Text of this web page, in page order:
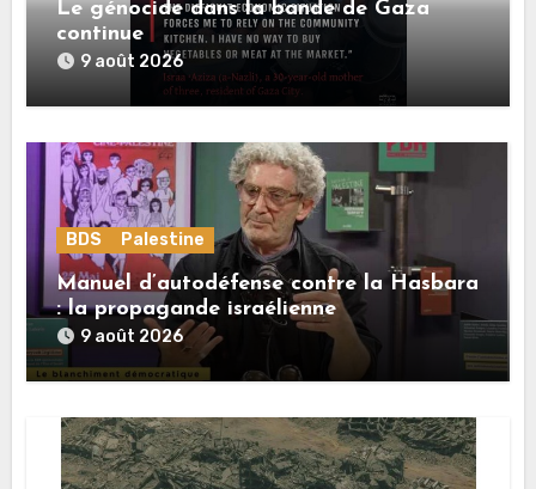
Le génocide dans la bande de Gaza
continue
9 août 2026
BDS Palestine
Manuel d’autodéfense contre la Hasbara
: la propagande israélienne
9 août 2026